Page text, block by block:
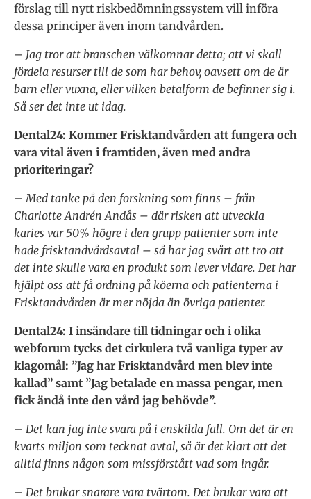
förslag till nytt riskbedömningssystem vill införa
dessa principer även inom tandvården.
– Jag tror att branschen välkomnar detta; att vi skall
fördela resurser till de som har behov, oavsett om de är
barn eller vuxna, eller vilken betalform de befinner sig i.
Så ser det inte ut idag.
Dental24: Kommer Frisktandvården att fungera och
vara vital även i framtiden, även med andra
prioriteringar?
– Med tanke på den forskning som finns – från
Charlotte Andrén Andås – där risken att utveckla
karies var 50% högre i den grupp patienter som inte
hade frisktandvårdsavtal – så har jag svårt att tro att
det inte skulle vara en produkt som lever vidare. Det har
hjälpt oss att få ordning på köerna och patienterna i
Frisktandvården är mer nöjda än övriga patienter.
Dental24: I insändare till tidningar och i olika
webforum tycks det cirkulera två vanliga typer av
klagomål: ”Jag har Frisktandvård men blev inte
kallad” samt ”Jag betalade en massa pengar, men
fick ändå inte den vård jag behövde”.
– Det kan jag inte svara på i enskilda fall. Om det är en
kvarts miljon som tecknat avtal, så är det klart att det
alltid finns någon som missförstått vad som ingår.
– Det brukar snarare vara tvärtom. Det brukar vara att